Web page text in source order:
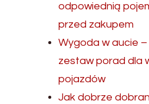
odpowiednią
przed zakupem
Wygoda w aucie
zestaw porad dla
pojazdów
Jak dobrze